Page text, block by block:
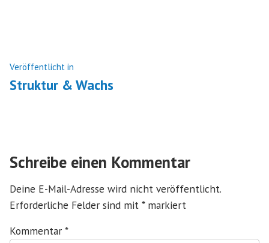
Beitragsnavigation
Veröffentlicht in
Struktur & Wachs
Schreibe einen Kommentar
Deine E-Mail-Adresse wird nicht veröffentlicht.
Erforderliche Felder sind mit *markiert
Kommentar *